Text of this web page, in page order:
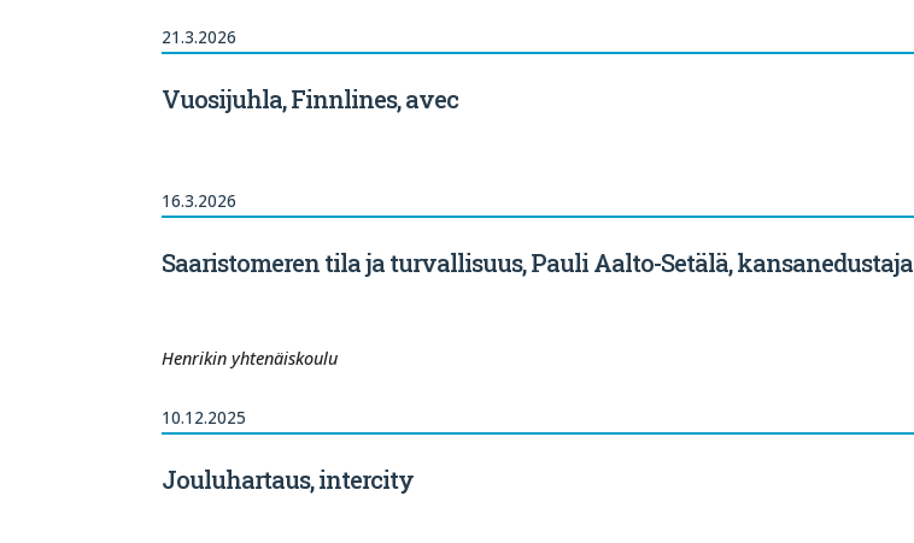
21.3.2026
Vuosijuhla, Finnlines, avec
16.3.2026
Saaristomeren tila ja turvallisuus, Pauli Aalto-Setälä, kansanedustaja
Henrikin yhtenäiskoulu
10.12.2025
Jouluhartaus, intercity